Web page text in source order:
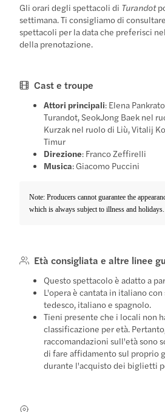
Gli orari degli spettacoli di Turandot
settimana. Ti consigliamo di
spettacoli per la data che preferisci
della prenotazione.
Cast e troupe
Attori principali: Elena
Turandot, SeokJong Baek nel
Kurzak nel ruolo di Liù, Vitalij
Timur
Direzione: Franco Zeffirelli
Musica: Giacomo Puccini
Note: Producers cannot guarantee the
which is always subject to illness and holidays.
Età consigliata e altre linee
Questo spettacolo è adatto a
L'opera è cantata in italiano
tedesco, italiano e spagnolo.
Tieni presente che i locali non
classificazione per età.
raccomandazioni sull'età sono
di fare affidamento sul proprio
durante l'acquisto dei biglietti